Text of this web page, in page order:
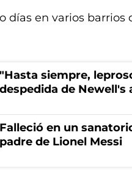
días en varios barrios
"Hasta siempre,
despedida de Newell's
Falleció en un
padre de Lionel Messi